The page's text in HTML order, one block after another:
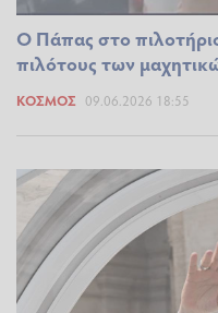
Ο Πάπας στο
πιλότους των
ΚΌΣΜΟΣ 09.06.2026 18:55